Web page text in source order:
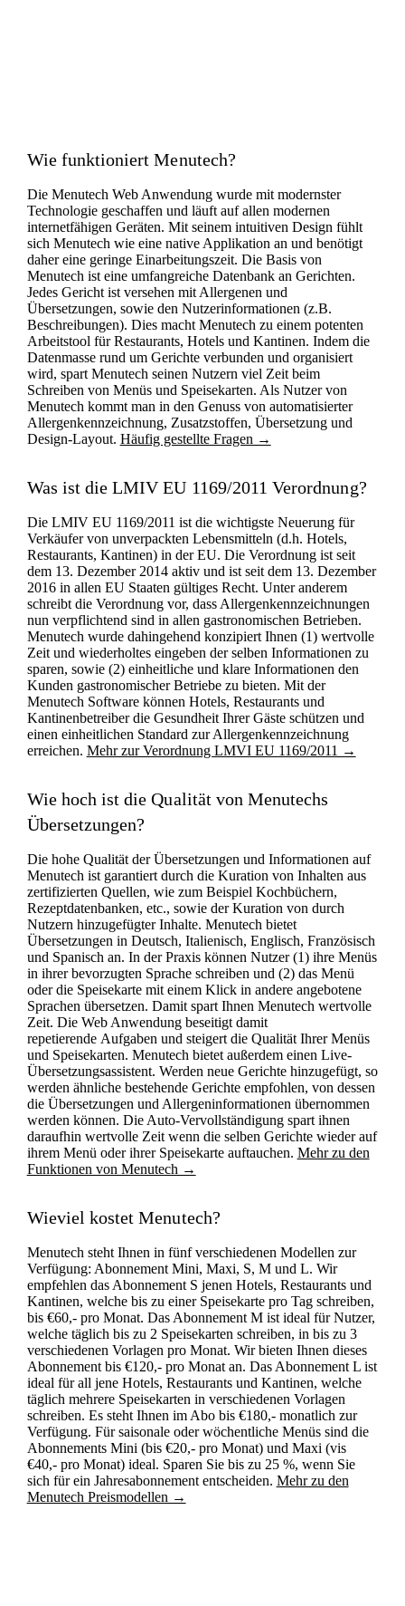
Wie funktioniert Menutech?
Die Menutech Web Anwendung wurde mit modernster
Technologie geschaffen und läuft auf allen modernen
internetfähigen Geräten. Mit seinem intuitiven Design fühlt
sich Menutech wie eine native Applikation an und benötigt
daher eine geringe Einarbeitungszeit. Die Basis von
Menutech ist eine umfangreiche Datenbank an Gerichten.
Jedes Gericht ist versehen mit Allergenen und
Übersetzungen, sowie den Nutzerinformationen (z.B.
Beschreibungen). Dies macht Menutech zu einem potenten
Arbeitstool für Restaurants, Hotels und Kantinen. Indem die
Datenmasse rund um Gerichte verbunden und organisiert
wird, spart Menutech seinen Nutzern viel Zeit beim
Schreiben von Menüs und Speisekarten. Als Nutzer von
Menutech kommt man in den Genuss von automatisierter
Allergenkennzeichnung, Zusatzstoffen, Übersetzung und
Design-Layout. Häufig gestellte Fragen →
Was ist die LMIV EU 1169/2011 Verordnung?
Die LMIV EU 1169/2011 ist die wichtigste Neuerung für
Verkäufer von unverpackten Lebensmitteln (d.h. Hotels,
Restaurants, Kantinen) in der EU. Die Verordnung ist seit
dem 13. Dezember 2014 aktiv und ist seit dem 13. Dezember
2016 in allen EU Staaten gültiges Recht. Unter anderem
schreibt die Verordnung vor, dass Allergenkennzeichnungen
nun verpflichtend sind in allen gastronomischen Betrieben.
Menutech wurde dahingehend konzipiert Ihnen (1) wertvolle
Zeit und wiederholtes eingeben der selben Informationen zu
sparen, sowie (2) einheitliche und klare Informationen den
Kunden gastronomischer Betriebe zu bieten. Mit der
Menutech Software können Hotels, Restaurants und
Kantinenbetreiber die Gesundheit Ihrer Gäste schützen und
einen einheitlichen Standard zur Allergenkennzeichnung
erreichen. Mehr zur Verordnung LMVI EU 1169/2011 →
Wie hoch ist die Qualität von Menutechs
Übersetzungen?
Die hohe Qualität der Übersetzungen und Informationen auf
Menutech ist garantiert durch die Kuration von Inhalten aus
zertifizierten Quellen, wie zum Beispiel Kochbüchern,
Rezeptdatenbanken, etc., sowie der Kuration von durch
Nutzern hinzugefügter Inhalte. Menutech bietet
Übersetzungen in Deutsch, Italienisch, Englisch, Französisch
und Spanisch an. In der Praxis können Nutzer (1) ihre Menüs
in ihrer bevorzugten Sprache schreiben und (2) das Menü
oder die Speisekarte mit einem Klick in andere angebotene
Sprachen übersetzen. Damit spart Ihnen Menutech wertvolle
Zeit. Die Web Anwendung beseitigt damit
repetierende Aufgaben und steigert die Qualität Ihrer Menüs
und Speisekarten. Menutech bietet außerdem einen Live-
Übersetzungsassistent. Werden neue Gerichte hinzugefügt, so
werden ähnliche bestehende Gerichte empfohlen, von dessen
die Übersetzungen und Allergeninformationen übernommen
werden können. Die Auto-Vervollständigung spart ihnen
daraufhin wertvolle Zeit wenn die selben Gerichte wieder auf
ihrem Menü oder ihrer Speisekarte auftauchen. Mehr zu den
Funktionen von Menutech →
Wieviel kostet Menutech?
Menutech steht Ihnen in fünf verschiedenen Modellen zur
Verfügung: Abonnement Mini, Maxi, S, M und L. Wir
empfehlen das Abonnement S jenen Hotels, Restaurants und
Kantinen, welche bis zu einer Speisekarte pro Tag schreiben,
bis €60,- pro Monat. Das Abonnement M ist ideal für Nutzer,
welche täglich bis zu 2 Speisekarten schreiben, in bis zu 3
verschiedenen Vorlagen pro Monat. Wir bieten Ihnen dieses
Abonnement bis €120,- pro Monat an. Das Abonnement L ist
ideal für all jene Hotels, Restaurants und Kantinen, welche
täglich mehrere Speisekarten in verschiedenen Vorlagen
schreiben. Es steht Ihnen im Abo bis €180,- monatlich zur
Verfügung. Für saisonale oder wöchentliche Menüs sind die
Abonnements Mini (bis €20,- pro Monat) und Maxi (vis
€40,- pro Monat) ideal. Sparen Sie bis zu 25 %, wenn Sie
sich für ein Jahresabonnement entscheiden. Mehr zu den
Menutech Preismodellen →